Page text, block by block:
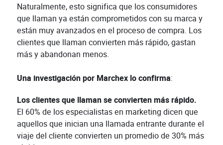
Naturalmente, esto significa que los consumidores
que llaman ya están comprometidos con su marca y
están muy avanzados en el proceso de compra. Los
clientes que llaman convierten más rápido, gastan
más y abandonan menos.
Una investigación por Marchex lo confirma:
Los clientes que llaman se convierten más rápido.
El 60% de los especialistas en marketing dicen que
aquellos que inician una llamada entrante durante el
viaje del cliente convierten un promedio de 30% más